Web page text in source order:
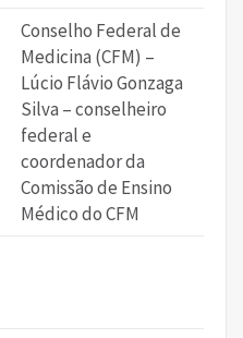
Conselho Federal de
Medicina (CFM) –
Lúcio Flávio Gonzaga
Silva – conselheiro
federal e
coordenador da
Comissão de Ensino
Médico do CFM